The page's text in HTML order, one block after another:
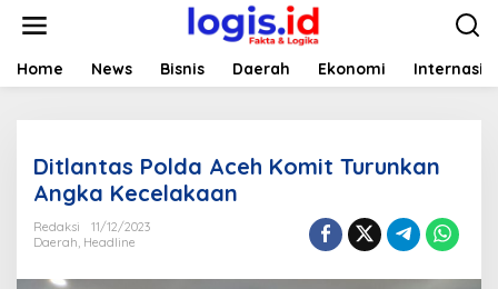
t
Home News Bisnis Daerah Ekonomi
Ditlantas Polda Aceh Komit Turunkan
Angka Kecelakaan
Redaksi
11/12/2023
Daerah, Headline